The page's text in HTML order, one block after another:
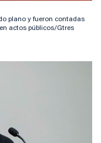
plano y fueron contadas
actos públicos/Gtres